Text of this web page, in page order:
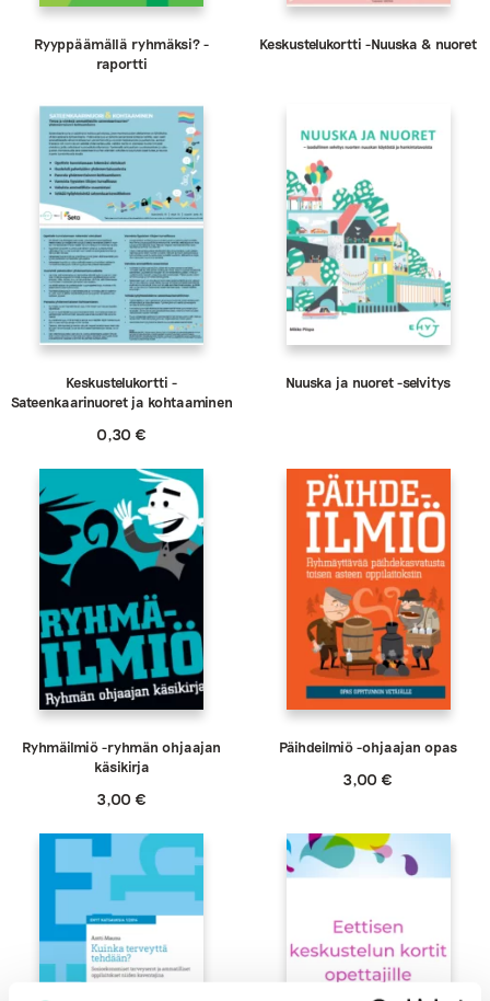
Ryyppäämällä ryhmäksi? -
raportti
Keskustelukortti -Nuuska & nuoret
Keskustelukortti -
Sateenkaarinuoret ja kohtaaminen
0,30€
Nuuska ja nuoret -selvitys
Ryhmäilmiö -ryhmän ohjaajan
käsikirja
3,00€
Päihdeilmiö -ohjaajan opas
3,00€